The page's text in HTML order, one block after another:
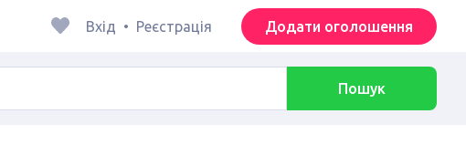
Вхід • Реєстрація Додати оголошення
Пошук